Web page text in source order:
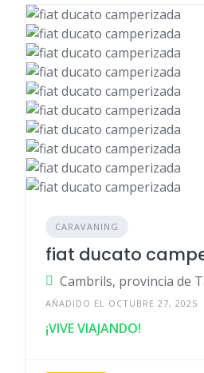
CARAVANING
fiat ducato
Cambrils, provincia de
AÑADIDO EL OCTUBRE 27, 2025
¡VIVE VIAJANDO!